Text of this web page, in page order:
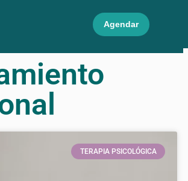
Agendar
TERAPIA PSICOLÓGICA